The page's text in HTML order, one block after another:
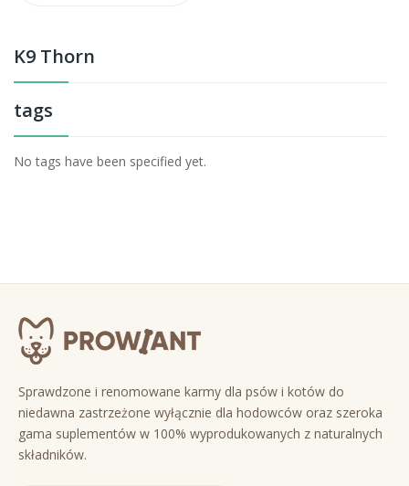
K9 Thorn
tags
No tags have been specified yet.
Sprawdzone i renomowane karmy dla psów i kotów do
niedawna zastrzeżone wyłącznie dla hodowców oraz szeroka
gama suplementów w 100% wyprodukowanych z naturalnych
składników.